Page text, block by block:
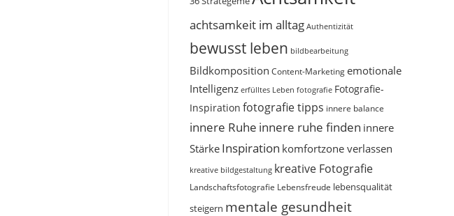
achtsamkeit im alltag Authentizität
bewusst leben bildbearbeitung
Bildkomposition Content-Marketingemotionale
Intelligenz erfülltes Leben fotografie Fotografie-
Inspiration fotografie tipps innere balance
innere Ruhe innere ruhe finden innere
Stärke Inspiration komfortzone verlassen
kreative bildgestaltung kreative Fotografie
Landschaftsfotografie Lebensfreude lebensqualität
steigern mentale gesundheit